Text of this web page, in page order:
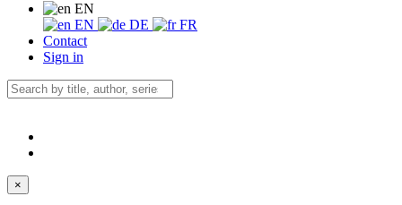
EN
EN
DE
FR
Contact
Sign in
×